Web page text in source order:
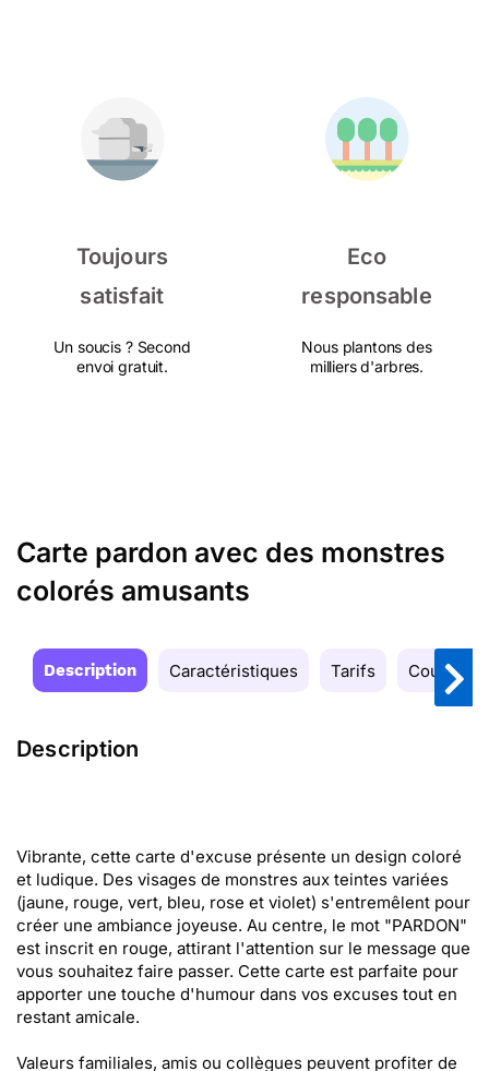
Toujours
satisfait
Un soucis ? Second
envoi gratuit.
Eco
responsable
Nous plantons des
milliers d'arbres.
Carte pardon avec des monstres
colorés amusants
Description Caractéristiques Tarifs Couleurs
Description
Vibrante, cette carte d'excuse présente un design coloré
et ludique. Des visages de monstres aux teintes variées
(jaune, rouge, vert, bleu, rose et violet) s'entremêlent pour
créer une ambiance joyeuse. Au centre, le mot "PARDON"
est inscrit en rouge, attirant l'attention sur le message que
vous souhaitez faire passer. Cette carte est parfaite pour
apporter une touche d'humour dans vos excuses tout en
restant amicale.
Valeurs familiales, amis ou collègues peuvent profiter de